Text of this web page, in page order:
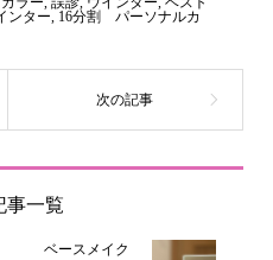
ンター, 16分割 パーソナルカ
事一覧
ベースメイク